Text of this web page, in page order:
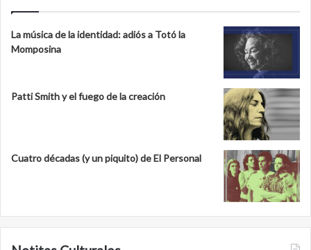
La música de la identidad: adiós a Totó la
Momposina
Patti Smith y el fuego de la creación
Cuatro décadas (y un piquito) de El Personal